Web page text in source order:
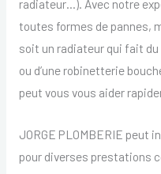
radiateur…). Avec notre
toutes formes de pannes,
soit un radiateur qui fait du
ou d’une robinetterie
peut vous vous aider
JORGE PLOMBERIE peut
pour diverses prestations